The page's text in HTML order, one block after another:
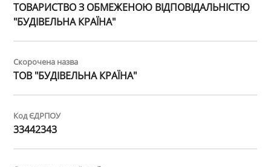
ТОВАРИСТВО З ОБМЕЖЕНОЮ ВІДПОВІДАЛЬНІСТЮ
"БУДІВЕЛЬНА КРАЇНА"
Скорочена назва
ТОВ "БУДІВЕЛЬНА КРАЇНА"
Код ЄДРПОУ
33442343